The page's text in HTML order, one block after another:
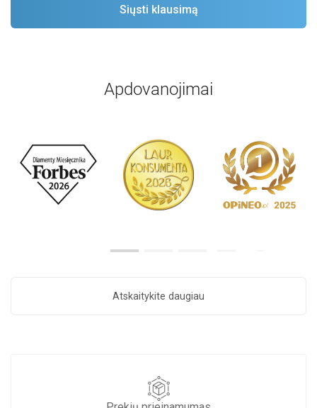
Apdovanojimai
Atskaitykite daugiau